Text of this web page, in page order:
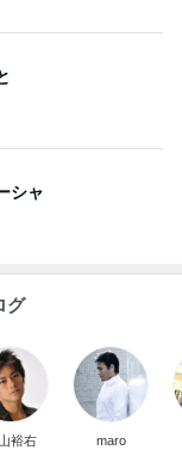
シャ
グ
裕右 maro